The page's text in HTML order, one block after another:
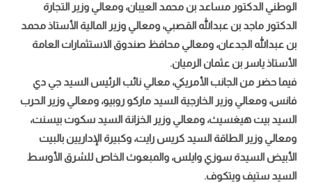
الوطني الدكتور مساعد بن محمد العيبان، ومعالي وزير التجارة
الدكتور ماجد بن عبدالله القصبي، ومعالي وزير المالية الأستاذ محمد
بن عبدالله الجدعان، ومعالي محافظ صندوق الاستثمارات العامة
الأستاذ ياسر بن عثمان الرميان.
فيما حضر من الجانب الأمريكي، معالي نائب الرئيس السيد جي دي
فانس، ومعالي وزير الخارجية السيد ماركو روبيو، ومعالي وزير الحرب
السيد بيت هيغسيث، ومعالي وزير الخزانة السيد سكوت بيسنت،
ومعالي وزير الطاقة السيد كريس رايت، وكبيرة الإداريين بالبيت
الأبيض السيدة سوزي وايلس، والمبعوث الخاص للشرق الأوسط
السيد ستيف ويتكوف.